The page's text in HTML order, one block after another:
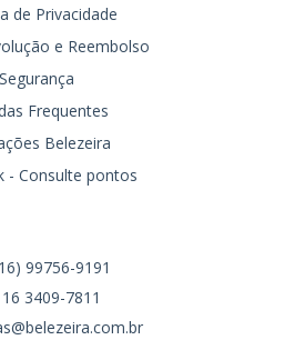
de Privacidade
e Reembolso
Segurança
Frequentes
Belezeira
- Consulte pontos
99756-9191
16 3409-7811